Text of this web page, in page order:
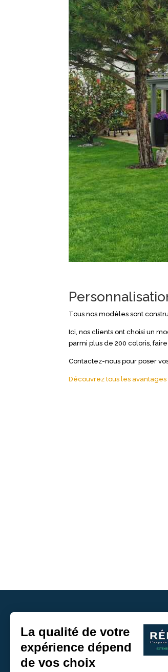
Tous nos modèles sont
Ici, nos clients ont choisi un
parmi plus de 200 coloris,
Contactez-nous pour poser
Découvrez tous les